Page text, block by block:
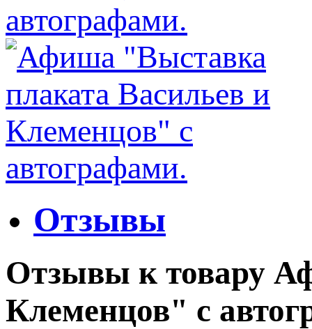
Отзывы
Отзывы к товару
Клеменцов" с